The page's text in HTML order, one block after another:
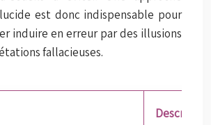
est donc indispensable pour
induire en erreur par des illusions
fallacieuses.